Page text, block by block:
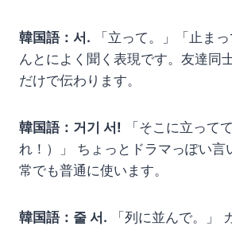
韓国語：서. 「立って。」「止ま
んとによく聞く表現です。友達同
だけで伝わります。
韓国語：거기 서! 「そこに立って
れ！）」 ちょっとドラマっぽい言
常でも普通に使います。
韓国語：줄 서. 「列に並んで。」